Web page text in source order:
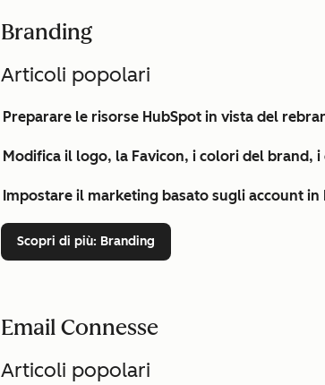
Branding
Articoli popolari
Preparare le risorse HubSpot in vista del
Modifica il logo, la Favicon, i colori del brand,
Impostare il marketing basato sugli account in
Scopri di più: Branding
Email Connesse
Articoli popolari